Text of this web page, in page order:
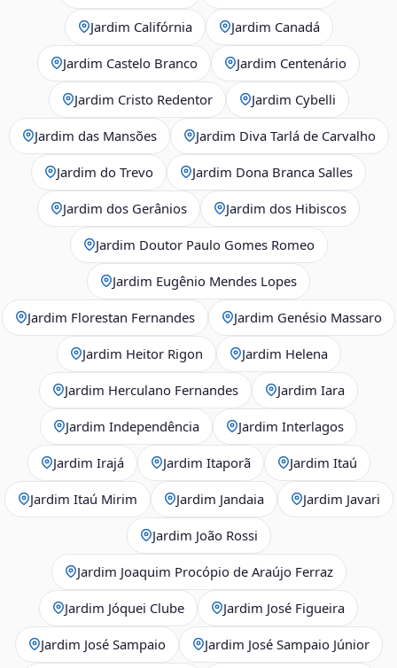
Jardim Califórnia Jardim Canadá
Jardim Castelo Branco Jardim Centenário
Jardim Cristo Redentor Jardim Cybelli
Jardim das Mansões Jardim Diva Tarlá de Carvalho
Jardim do Trevo Jardim Dona Branca Salles
Jardim dos Gerânios Jardim dos Hibiscos
Jardim Doutor Paulo Gomes Romeo
Jardim Eugênio Mendes Lopes
Jardim Florestan Fernandes Jardim Genésio Massaro
Jardim Heitor Rigon Jardim Helena
Jardim Herculano Fernandes Jardim Iara
Jardim Independência Jardim Interlagos
Jardim Irajá Jardim Itaporã Jardim Itaú
Jardim Itaú Mirim Jardim Jandaia Jardim Javari
Jardim João Rossi
Jardim Joaquim Procópio de Araújo Ferraz
Jardim Jóquei Clube Jardim José Figueira
Jardim José Sampaio Jardim José Sampaio Júnior